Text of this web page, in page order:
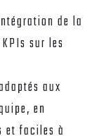
de la
sur les
aux
en
faciles à